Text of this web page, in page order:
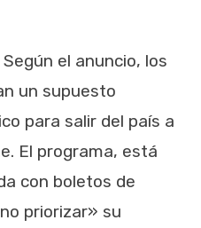
Según el anuncio, los
un supuesto
para salir del país a
El programa, está
con boletos de
priorizar» su